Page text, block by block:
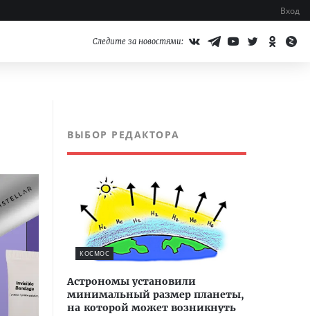
Вход
Следите за новостями:
ВЫБОР РЕДАКТОРА
КОСМОС
Астрономы установили
минимальный размер планеты,
на которой может возникнуть